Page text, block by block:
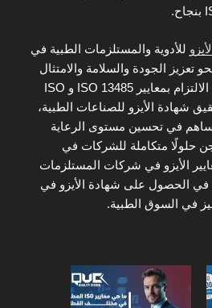
للأدوية والمستلزمات الطبية في
تعزيز الجودة والسلامة والامتثال
للمعايير الدولية. من خلال الالتزام بمعايير ISO 13485 و ISO
شهادة الأيزو للصناعات الطبية،
في تحسين مستوى الرعاية
حلولًا متكاملة للشركات في
الأيزو في شركات المستلزمات
في الحصول على شهادة الأيزو في
في السوق الطبية.